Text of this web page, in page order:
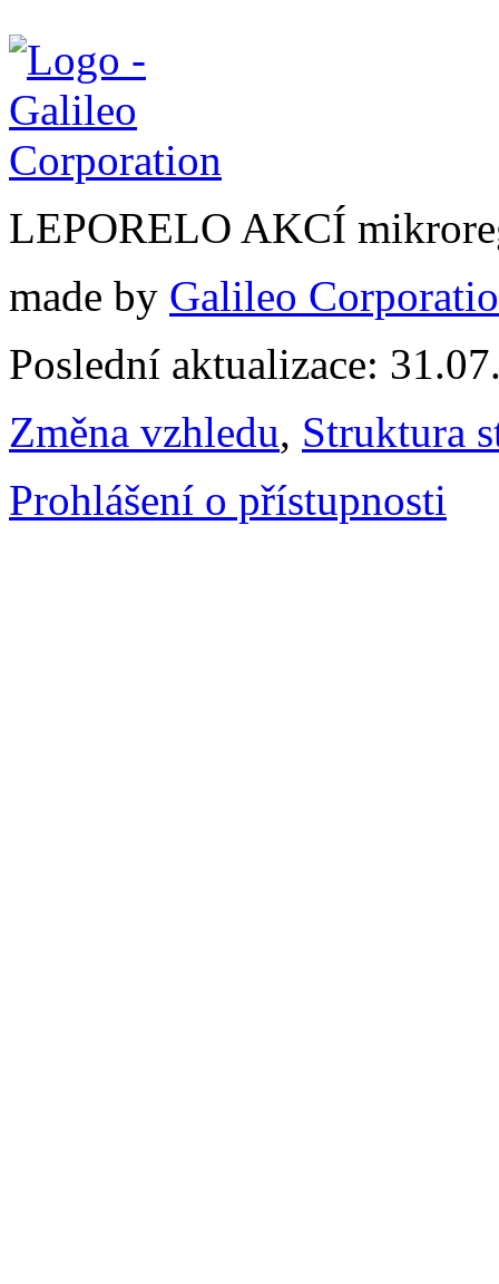
LEPORELO AKCÍ
made by Galileo
Poslední aktualizace:
Změna vzhledu, Struktura
Prohlášení o přístupnosti